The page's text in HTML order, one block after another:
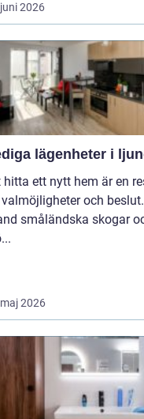
2026
lägenheter i
hitta ett nytt hem är en
och beslut.
småländska skogar
2026